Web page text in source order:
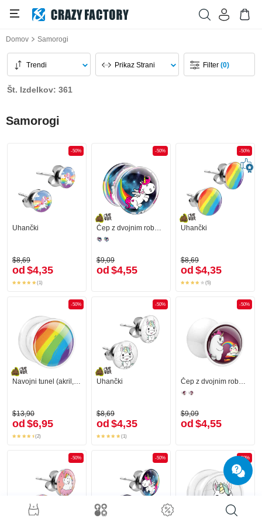
Domov Samorogi
Trendi Prikaz Strani Filter(0)
Št. Izdelkov: 361
Samorogi
-50%
Uhančki
$8,69
od $4,35
(1)
-50%
Čep z dvojnim robom (akril, prozoren) s/z Dizajn Crapwaer
$9,09
od $4,55
-50%
Uhančki
$8,69
od $4,35
(5)
-50%
$13,90
od $6,95
(2)
-50%
Uhančki
$8,69
od $4,35
(1)
-50%
Čep z dvojnim robom (akril, bel) s/z Zlobni samorog Crazycorn
$9,09
od $4,55
-50% -50% -50%